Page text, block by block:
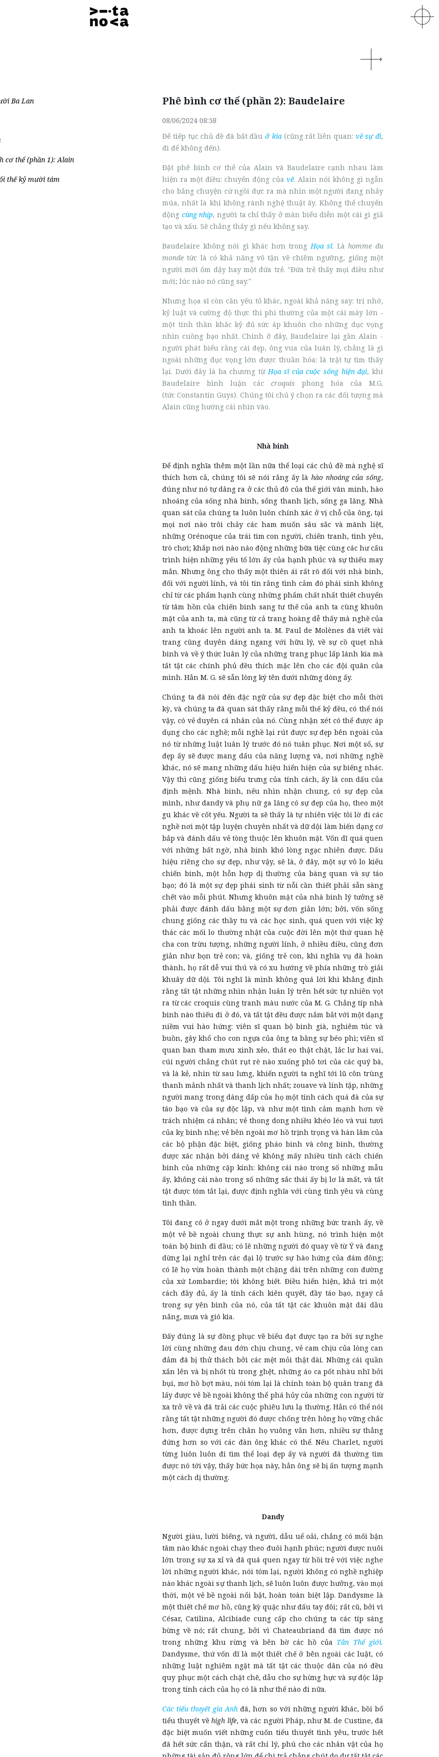
Ba Lan
cơ thể (phần 1): Alain
thế kỷ mười tám
Phê bình cơ thể (phần 2): Baudelaire
08/06/2024 08:58
Để tiếp tục chủ đề đã bắt đầu ở kia (cũng rất liên quan: về sự đi,
đi để không đến).
Đặt phê bình cơ thể của Alain và Baudelaire cạnh nhau làm
hiện ra một điều: chuyển động của vẽ. Alain nói không gì ngẫn
cho bằng chuyện cứ ngồi đực ra mà nhìn một người đang nhảy
múa, nhất là khi không rành nghệ thuật ấy. Không thể chuyển
động cùng nhịp, người ta chỉ thấy ở màn biểu diễn một cái gì giả
tạo và xấu. Sẽ chẳng thấy gì nếu không say.
Baudelaire không nói gì khác hơn trongHọa sĩ. Làhomme du
monde tức là có khả năng vô tận về chiêm ngưỡng, giống một
người mới ốm dậy hay một đứa trẻ. "Đứa trẻ thấy mọi điều như
mới; lúc nào nó cũng say."
Nhưng họa sĩ còn cần yếu tố khác, ngoài khả năng say: trí nhớ,
kỷ luật và cường độ thực thi phi thường của một cái máy lớn -
một tinh thần khắc kỷ đủ sức áp khuôn cho những dục vọng
nhìn cuồng bạo nhất. Chính ở đây, Baudelaire lại gần Alain -
người phát biểu rằng cái đẹp, ông vua của luân lý, chẳng là gì
ngoài những dục vọng lớn được thuần hóa: là trật tự tìm thấy
lại. Dưới đây là ba chương từHọa sĩ của cuộc sống hiện đại, khi
Baudelaire bình luận các croquis phong hóa của M.G.
(tức Constantin Guys). Chúng tôi chủ ý chọn ra các đối tượng mà
Alain cũng hướng cái nhìn vào.
Nhà binh
Để định nghĩa thêm một lần nữa thể loại các chủ đề mà nghệ sĩ
thích hơn cả, chúng tôi sẽ nói rằng ấy là hào nhoáng của sống,
đúng như nó tự dâng ra ở các thủ đô của thế giới văn minh, hào
nhoáng của sống nhà binh, sống thanh lịch, sống ga lăng. Nhà
quan sát của chúng ta luôn luôn chính xác ở vị chỗ của ông, tại
mọi nơi nào trôi chảy các ham muốn sâu sắc và mãnh liệt,
những Orénoque của trái tim con người, chiến tranh, tình yêu,
trò chơi; khắp nơi nào náo động những bữa tiệc cùng các hư cấu
trình hiện những yếu tố lớn ấy của hạnh phúc và sự thiếu may
mắn. Nhưng ông cho thấy một thiên ái rất rõ đối với nhà binh,
đối với người lính, và tôi tin rằng tình cảm đó phái sinh không
chỉ từ các phẩm hạnh cùng những phẩm chất nhất thiết chuyển
từ tâm hồn của chiến binh sang tư thế của anh ta cùng khuôn
mặt của anh ta, mà cũng từ cả trang hoàng dễ thấy mà nghề của
anh ta khoác lên người anh ta. M. Paul de Molènes đã viết vài
trang cũng duyên dáng ngang với hữu lý, về sự cồ quẹt nhà
binh và về ý thức luân lý của những trang phục lấp lánh kia mà
tất tật các chính phủ đều thích mặc lên cho các đội quân của
mình. Hẳn M. G. sẽ sẵn lòng ký tên dưới những dòng ấy.
Chúng ta đã nói đến đặc ngữ của sự đẹp đặc biệt cho mỗi thời
kỳ, và chúng ta đã quan sát thấy rằng mỗi thế kỷ đều, có thể nói
vậy, có vẻ duyên cá nhân của nó. Cùng nhận xét có thể được áp
dụng cho các nghề; mỗi nghề lại rút được sự đẹp bên ngoài của
nó từ những luật luân lý trước đó nó tuân phục. Nơi một số, sự
đẹp ấy sẽ được mang dấu của năng lượng và, nơi những nghề
khác, nó sẽ mang những dấu hiệu hiển hiện của sự biếng nhác.
Vậy thì cũng giống biểu trưng của tính cách, ấy là con dấu của
định mệnh. Nhà binh, nếu nhìn nhận chung, có sự đẹp của
mình, như dandy và phụ nữ ga lăng có sự đẹp của họ, theo một
gu khác về cốt yếu. Người ta sẽ thấy là tự nhiên việc tôi lờ đi các
nghề nơi một tập luyện chuyên nhất và dữ dội làm biến dạng cơ
bắp và đánh dấu vẻ tòng thuộc lên khuôn mặt. Vốn dĩ quá quen
với những bất ngờ, nhà binh khó lòng ngạc nhiên được. Dấu
hiệu riêng cho sự đẹp, như vậy, sẽ là, ở đây, một sự vô lo kiểu
chiến binh, một hỗn hợp dị thường của bàng quan và sự táo
bạo; đó là một sự đẹp phái sinh từ nỗi cần thiết phải sẵn sàng
chết vào mỗi phút. Nhưng khuôn mặt của nhà binh lý tưởng sẽ
phải được đánh dấu bằng một sự đơn giản lớn; bởi, vốn sống
chung giống các thầy tu và các học sinh, quá quen với việc ký
thác các mối lo thường nhật của cuộc đời lên một thứ quan hệ
cha con trừu tượng, những người lính, ở nhiều điều, cũng đơn
giản như bọn trẻ con; và, giống trẻ con, khi nghĩa vụ đã hoàn
thành, họ rất dễ vui thú và có xu hướng về phía những trò giải
khuây dữ dội. Tôi nghĩ là mình không quá lời khi khẳng định
rằng tất tật những nhìn nhận luân lý trên hết sức tự nhiên vọt
ra từ các croquis cùng tranh màu nước của M. G. Chẳng típ nhà
binh nào thiếu đi ở đó, và tất tật đều được nắm bắt với một dạng
niềm vui hào hứng: viên sĩ quan bộ binh già, nghiêm túc và
buồn, gây khổ cho con ngựa của ông ta bằng sự béo phì; viên sĩ
quan ban tham mưu xinh xẻo, thắt eo thật chặt, lắc lư hai vai,
cúi người chẳng chút rụt rè nào xuống phô tơi của các quý bà,
và là kẻ, nhìn từ sau lưng, khiến người ta nghĩ tới lũ côn trùng
thanh mảnh nhất và thanh lịch nhất; zouave và lính tập, những
người mang trong dáng dấp của họ một tính cách quá đà của sự
táo bạo và của sự độc lập, và như một tình cảm mạnh hơn về
trách nhiệm cá nhân; vẻ thong dong nhiều khéo léo và vui tươi
của kỵ binh nhẹ; vẻ bên ngoài mơ hồ trịnh trọng và hàn lâm của
các bộ phận đặc biệt, giống pháo binh và công binh, thường
được xác nhận bởi dáng vẻ không mấy nhiều tính cách chiến
binh của những cặp kính: không cái nào trong số những mẫu
ấy, không cái nào trong số những sắc thái ấy bị lơ là mất, và tất
tật được tóm tắt lại, được định nghĩa với cùng tình yêu và cùng
tinh thần.
Tôi đang có ở ngay dưới mắt một trong những bức tranh ấy, về
một vẻ bề ngoài chung thực sự anh hùng, nó trình hiện một
toán bộ binh đi đầu; có lẽ những người đó quay về từ Ý và đang
dừng lại nghỉ trên các đại lộ trước sự hào hứng của đám đông;
có lẽ họ vừa hoàn thành một chặng dài trên những con đường
của xứ Lombardie; tôi không biết. Điều hiển hiện, khả tri một
cách đầy đủ, ấy là tính cách kiên quyết, đầy táo bạo, ngay cả
trong sự yên bình của nó, của tất tật các khuôn mặt dãi dầu
nắng, mưa và gió kia.
Đấy đúng là sự đồng phục về biểu đạt được tạo ra bởi sự nghe
lời cùng những đau đớn chịu chung, vẻ cam chịu của lòng can
đảm đã bị thử thách bởi các mệt mỏi thật dài. Những cái quần
xắn lên và bị nhốt tù trong ghệt, những áo ca pốt nhàu nhĩ bởi
bụi, mơ hồ bợt màu, nói tóm lại là chính toàn bộ quân trang đã
lấy được vẻ bề ngoài không thể phá hủy của những con người từ
xa trở về và đã trải các cuộc phiêu lưu lạ thường. Hẳn có thể nói
rằng tất tật những người đó được chống trên hông họ vững chắc
hơn, được dựng trên chân họ vuông vắn hơn, nhiều sự thẳng
đứng hơn so với các đàn ông khác có thể. Nếu Charlet, người
từng luôn luôn đi tìm thể loại đẹp ấy và người đã thường tìm
được nó tới vậy, thấy bức họa này, hẳn ông sẽ bị ấn tượng mạnh
một cách dị thường.
Dandy
Người giàu, lười biếng, và người, dẫu uể oải, chẳng có mối bận
tâm nào khác ngoài chạy theo đuôi hạnh phúc; người được nuôi
lớn trong sự xa xỉ và đã quá quen ngay từ hồi trẻ với việc nghe
lời những người khác, nói tóm lại, người không có nghề nghiệp
nào khác ngoài sự thanh lịch, sẽ luôn luôn được hưởng, vào mọi
thời, một vẻ bề ngoài nổi bật, hoàn toàn biệt lập. Dandysme là
một thiết chế mơ hồ, cũng kỳ quặc như đấu tay đôi; rất cũ, bởi vì
César, Catilina, Alcibiade cung cấp cho chúng ta các típ sáng
bừng về nó; rất chung, bởi vì Chateaubriand đã tìm được nó
trong những khu rừng và bên bờ các hồ của Tân Thế giới.
Dandysme, thứ vốn dĩ là một thiết chế ở bên ngoài các luật, có
những luật nghiêm ngặt mà tất tật các thuộc dân của nó đều
quy phục một cách chặt chẽ, dẫu cho sự hừng hực và sự độc lập
trong tính cách của họ có là như thế nào đi nữa.
Các tiểu thuyết gia Anh đã, hơn so với những người khác, bồi bổ
tiểu thuyết vềhigh life, và các người Pháp, như M. de Custine, đã
đặc biệt muốn viết những cuốn tiểu thuyết tình yêu, trước hết
đã hết sức cẩn thận, và rất chí lý, phú cho các nhân vật của họ